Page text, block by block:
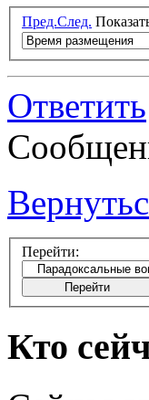
Пред.След.
Ответить
Перейти:
Кто